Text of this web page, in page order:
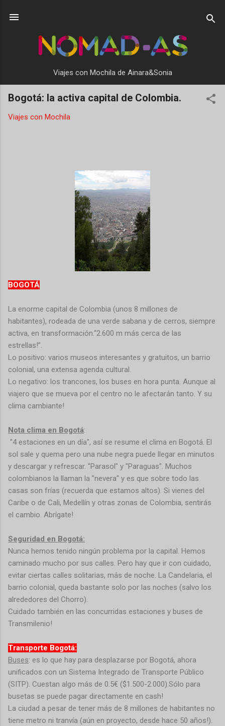
Viajes con Mochila de Ainara&Sonia
Bogotá: la activa capital de Colombia.
Viajes con Mochila
BOGOTÁ
La enorme capital de Colombia (unos 8 millones de
habitantes), rodeada de una verde sabana y de cerros, siempre
activa, en transformación.“2.600 m más cerca de las
estrellas!”.
Lo positivo: varios museos interesantes y gratuitos, un barrio
colonial, una extensa agenda cultural.
Lo negativo: los trancones, los buses en hora punta. Aunque al
viajero que se mueva por el centro no le afectarán tanto. Y su
clima cambiante!
Nota clima en Bogotá:
"4 estaciones en un día", así se resume el clima en Bogotá. El
sol sale y quema pero una nube negra puede llegar en minutos
y descargar y refrescar. "Parasol" y "Paraguas". Muchos
colombianos la llaman la "nevera" y es que sobre todo las
casas son frías (recuerda que estamos altos). Si vienes del
Caribe o de Cali, Medellín y otras zonas de Colombia, sentirás
el cambio. Abrígate!
Seguridad en Bogotá:
Nunca hemos tenido ningún problema por la capital. Hemos
caminado mucho por sus calles. Pero hay que ir con cuidado,
evitar ciertas calles solitarias, más de noche. La Candelaria, el
barrio colonial, queda bastante solo por las noches (salvo los
alrededores del Chorro).
Cuidado también en las concurridas estaciones y buses de
Transmilenio!
Transporte Bogotá:
Buses: es lo que hay para desplazarse por Bogotá, ahora
unificados con un Sistema Integrado de Transporte Público
(SITP). Cuestan algo más de 0.5€ ($1.500-2.000).Sólo para
busetas se puede pagar directamente en cash!
La ciudad a pesar de tener más de 8 millones de habitantes no
tiene metro ni tranvía (aún en proyecto, desde hace 50 años!).